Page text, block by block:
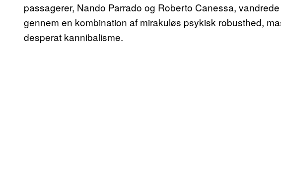
passagerer, Nando Parrado og Roberto Canessa,
gennem en kombination af mirakuløs psykisk robusthed,
desperat kannibalisme.